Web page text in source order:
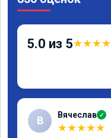
5.0 из 5★★★★
В Вячеслав ✓
★★★★★